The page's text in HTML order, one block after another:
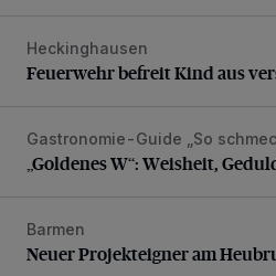
Feuerwehr befreit Kind aus
Heckinghausen
Feuerwehr befreit Kind aus
„Goldenes W“: Weisheit,
Gastronomie-Guide „So
„Goldenes W“: Weisheit,
Neuer Projekteigner am
Barmen
Neuer Projekteigner am